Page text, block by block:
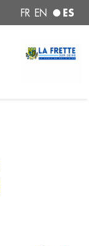
FR EN ES